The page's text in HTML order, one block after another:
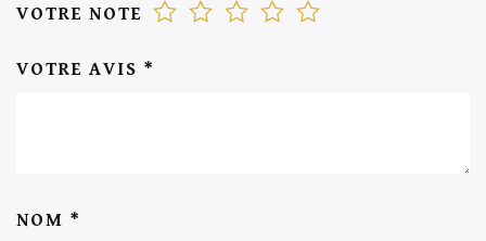
VOTRE NOTE
VOTRE AVIS *
NOM *